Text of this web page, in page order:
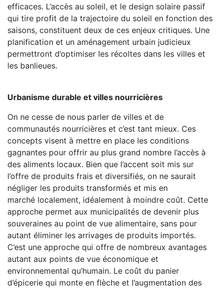
efficaces. L’accès au soleil, et le design solaire passif
qui tire profit de la trajectoire du soleil en fonction des
saisons, constituent deux de ces enjeux critiques. Une
planification et un aménagement urbain judicieux
permettront d’optimiser les récoltes dans les villes et
les banlieues.
Urbanisme durable et villes nourricières
On ne cesse de nous parler de villes et de
communautés nourricières et c’est tant mieux. Ces
concepts visent à mettre en place les conditions
gagnantes pour offrir au plus grand nombre l’accès à
des aliments locaux. Bien que l’accent soit mis sur
l’offre de produits frais et diversifiés, on ne saurait
négliger les produits transformés et mis en
marché localement, idéalement à moindre coût. Cette
approche permet aux municipalités de devenir plus
souveraines au point de vue alimentaire, sans pour
autant éliminer les arrivages de produits importés.
C’est une approche qui offre de nombreux avantages
autant aux points de vue économique et
environnemental qu’humain. Le coût du panier
d’épicerie qui monte en flèche et l’augmentation des